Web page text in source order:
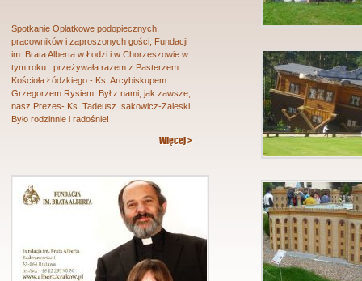
Spotkanie Opłatkowe podopiecznych,
pracowników i zaproszonych gości, Fundacji
im. Brata Alberta w Łodzi i w Chorzeszowie w
tym roku przeżywała razem z Pasterzem
Kościoła Łódzkiego - Ks. Arcybiskupem
Grzegorzem Rysiem. Był z nami, jak zawsze,
nasz Prezes- Ks. Tadeusz Isakowicz-Zaleski.
Było rodzinnie i radośnie!
Więcej >